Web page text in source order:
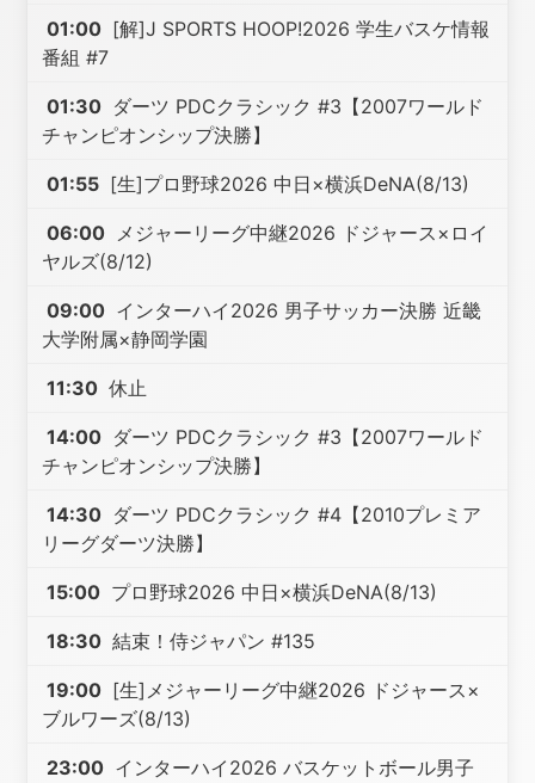
01:00 [解]J SPORTS HOOP!2026 学生バスケ情報
番組 #7
01:30 ダーツ PDCクラシック #3【2007ワールド
チャンピオンシップ決勝】
01:55 [生]プロ野球2026 中日×横浜DeNA(8/13)
06:00 メジャーリーグ中継2026 ドジャース×ロイ
ヤルズ(8/12)
09:00 インターハイ2026 男子サッカー決勝 近畿
大学附属×静岡学園
11:30 休止
14:00 ダーツ PDCクラシック #3【2007ワールド
チャンピオンシップ決勝】
14:30 ダーツ PDCクラシック #4【2010プレミア
リーグダーツ決勝】
15:00 プロ野球2026 中日×横浜DeNA(8/13)
18:30 結束！侍ジャパン #135
19:00 [生]メジャーリーグ中継2026 ドジャース×
ブルワーズ(8/13)
23:00 インターハイ2026 バスケットボール男子